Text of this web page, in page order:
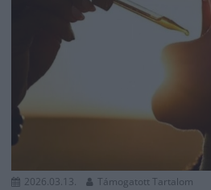
2026.03.13. Támogatott Tartalom